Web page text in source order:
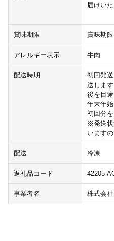
届けいた
賞味期限 賞味期
アレルギー表示 牛肉
配送時期
初回発
送しま
後を目途
年末年
初回分を
※発送状
います
配送 冷凍
返礼品コード 42205-
事業者名 株式会